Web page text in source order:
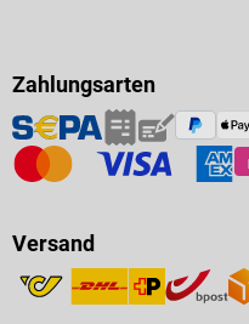
Zahlungsarten
Versand